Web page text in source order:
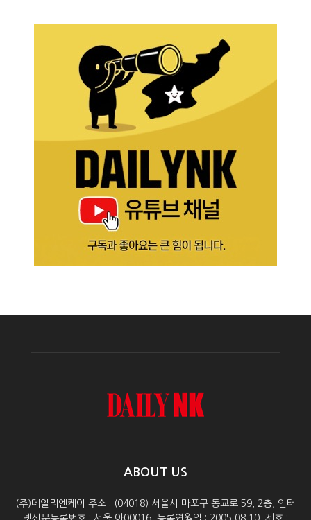
ABOUT US
(주)데일리엔케이 주소 : (04018) 서울시 마포구 동교로 59, 2층, 인터
넷신문등록번호 : 서울 아00016, 등록연월일 : 2005.08.10, 제호 :